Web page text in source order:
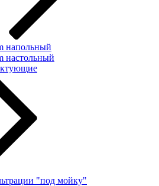
напольный
настольный
"под мойку"